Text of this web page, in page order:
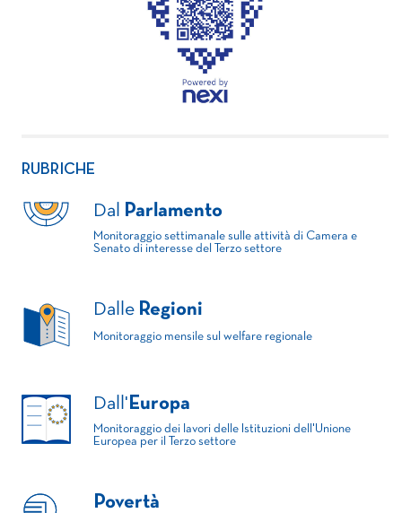
RUBRICHE
Dal Parlamento
Monitoraggio settimanale sulle attività di Camera e
Senato di interesse del Terzo settore
Dalle Regioni
Monitoraggio mensile sul welfare regionale
Dall' Europa
Monitoraggio dei lavori delle Istituzioni dell'Unione
Europea per il Terzo settore
Povertà